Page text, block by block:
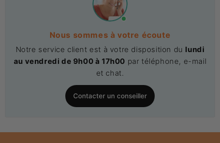
Nous sommes à votre écoute
Notre service client est à votre disposition du lundi
au vendredi de 9h00 à 17h00 par téléphone, e-mail
et chat.
Contacter un conseiller